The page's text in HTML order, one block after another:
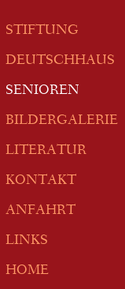
STIFTUNG
DEUTSCHHAUS
SENIOREN
BILDERGALERIE
LITERATUR
KONTAKT
ANFAHRT
LINKS
HOME